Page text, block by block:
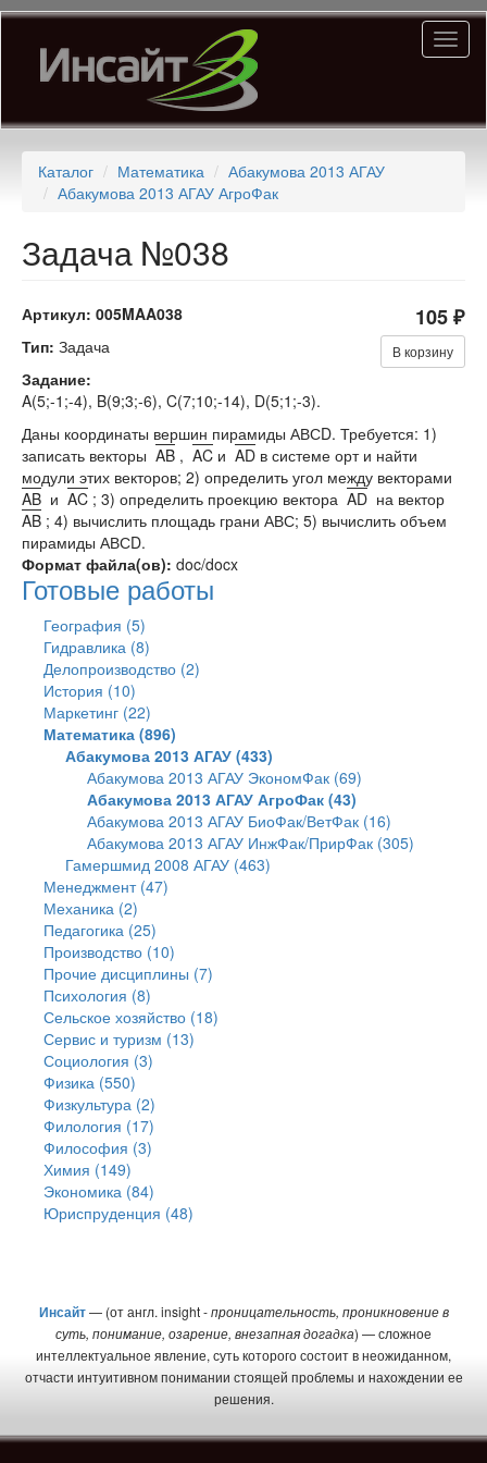
Перейти
основному
содержанию
Каталог Математика
Абакумова 2013 АГАУ
Абакумова 2013 АГАУ АгроФак
Задача №038
Артикул: 005MAA038 105 ₽
В корзину
Тип: Задача
Задание:
A(5;-1;-4), B(9;3;-6), C(7;10;-14), D(5;1;-3).
Даны координаты вершин пирамиды АВСD. Требуется: 1)
записать векторы AB , AC и AD в системе орт и найти
модули этих векторов; 2) определить угол между векторами
AB и AC ; 3) определить проекцию вектора AD на вектор
AB ; 4) вычислить площадь грани АВС; 5) вычислить объем
пирамиды АВСD.
Формат файла(ов): doc/docx
Готовые работы
География (5)
Гидравлика (8)
Делопроизводство (2)
История (10)
Маркетинг (22)
Математика (896)
Абакумова 2013 АГАУ (433)
Абакумова 2013 АГАУ ЭкономФак (69)
Абакумова 2013 АГАУ АгроФак (43)
Абакумова 2013 АГАУ БиоФак/ВетФак (16)
Абакумова 2013 АГАУ ИнжФак/ПрирФак (305)
Гамершмид 2008 АГАУ (463)
Менеджмент (47)
Механика (2)
Педагогика (25)
Производство (10)
Прочие дисциплины (7)
Психология (8)
Сельское хозяйство (18)
Сервис и туризм (13)
Социология (3)
Физика (550)
Физкультура (2)
Филология (17)
Философия (3)
Химия (149)
Экономика (84)
Юриспруденция (48)
Инсайт — (от англ. insight -проницательность, проникновение в
суть, понимание, озарение, внезапная догадка) — сложное
интеллектуальное явление, суть которого состоит в неожиданном,
отчасти интуитивном понимании стоящей проблемы и нахождении ее
решения.